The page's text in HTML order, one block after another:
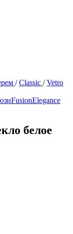
/Classic /Vetro
FusionElegance
белое